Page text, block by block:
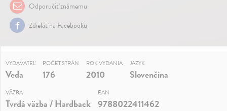
Odporučiť známemu
Zdielať na Facebooku
VYDAVATEĽ
Veda
POČET STRÁN
176
ROK VYDANIA
2010
JAZYK
Slovenčina
VÄZBA
Tvrdá väzba / Hardback
EAN
9788022411462